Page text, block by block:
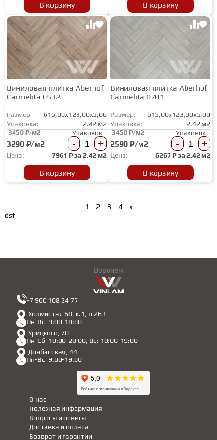
В корзину В корзину
Виниловая плитка Aberhof
Carmelita 0532
Размер:
615,00x123,00x5,00
Упаковка:
2.42 м2
3450 ₽/м2
3290 ₽/м2
Упаковок
- +
Цена: 7961 ₽ за 2.42 м2
В корзину
Виниловая плитка Aberhof
Carmelita 0701
Размер:
615,00x123,00x5,00
Упаковка:
2.42 м2
3450 ₽/м2
2590 ₽/м2
Упаковок
- +
Цена: 6267₽ за 2.42 м2
В корзину
1 2 3 4 »
dsf
Воронеж
Холмистая 68, к.1, п.263
Пн-Вс: 9:00-18:00
Урицкого, 70
Пн-Сб: 10:00-20:00, Вс: 10:00-19:00
Донбасская, 44
Пн-Вс: 9:00-19:00
+7 960 108 24 77
Полезная информация
Вопросы и ответы
Доставка и оплата
Возврат и гарантии
О нас